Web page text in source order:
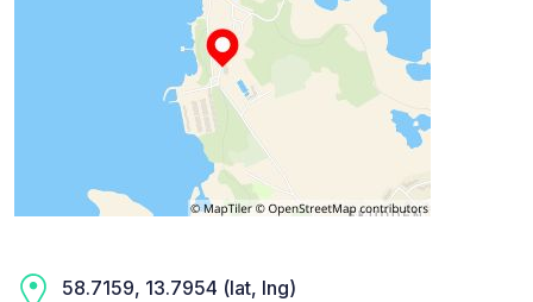
58.7159, 13.7954 (lat, lng)